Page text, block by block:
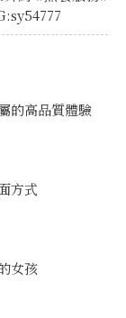
的高品質體驗
方式
女孩